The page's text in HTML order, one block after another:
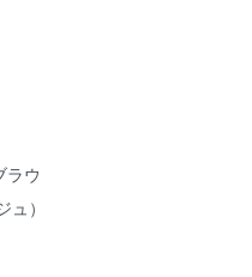
ラウ
）